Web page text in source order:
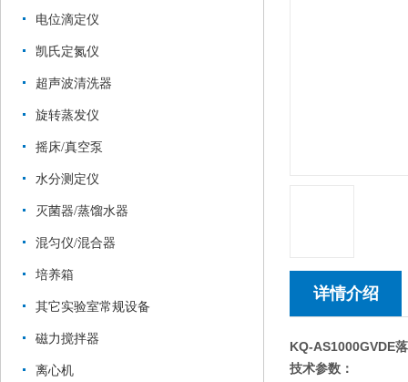
电位滴定仪
凯氏定氮仪
超声波清洗器
旋转蒸发仪
摇床/真空泵
水分测定仪
灭菌器/蒸馏水器
混匀仪/混合器
培养箱
其它实验室常规设备
磁力搅拌器
离心机
详情介绍
KQ-AS1000GVDE
技术参数：